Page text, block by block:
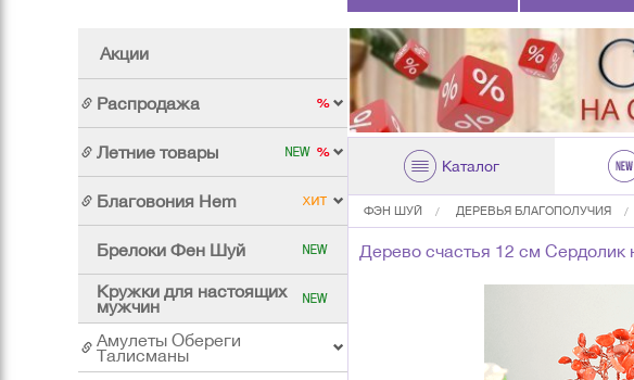
Акции
Распродажа
Летние товары
Благовония Hem
Брелоки Фен Шуй
Кружки для настоящих
мужчин
Амулеты Обереги
Талисманы
Каталог
ФЭН ШУЙ ДЕРЕВЬЯ БЛАГОПОЛУЧИЯ
Дерево счастья 12 см Сердолик